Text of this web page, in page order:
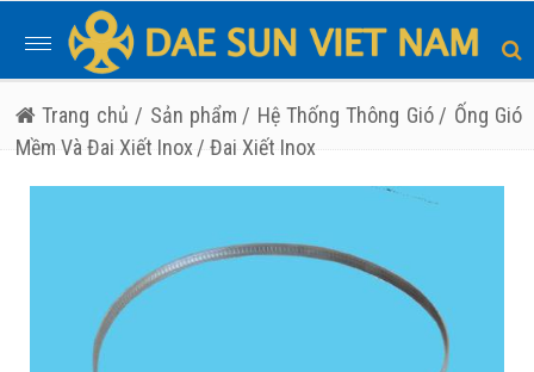
Toggle
navigation
Trang chủ / Sản phẩm / Hệ Thống Thông Gió / Ống Gió
Mềm Và Đai Xiết Inox/ Đai Xiết Inox